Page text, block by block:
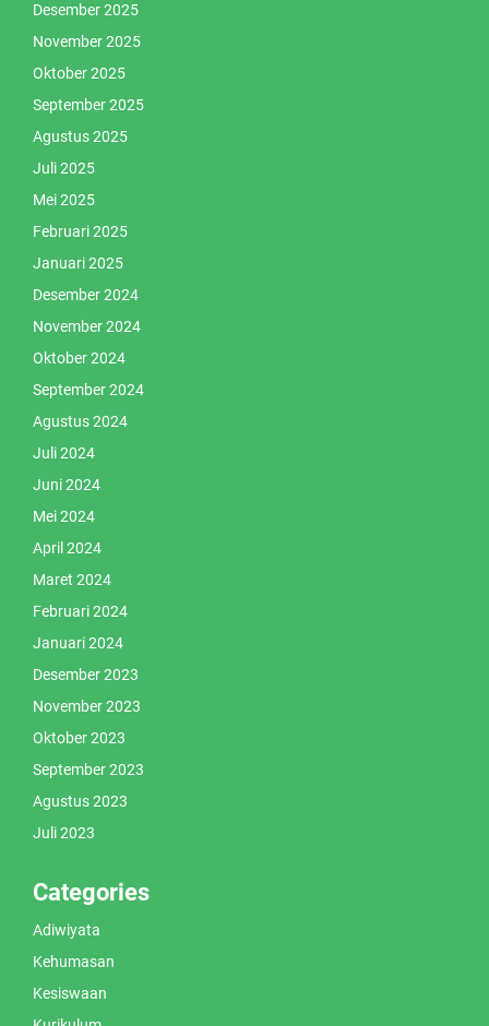
Desember 2025
November 2025
Oktober 2025
September 2025
Agustus 2025
Juli 2025
Mei 2025
Februari 2025
Januari 2025
Desember 2024
November 2024
Oktober 2024
September 2024
Agustus 2024
Juli 2024
Juni 2024
Mei 2024
April 2024
Maret 2024
Februari 2024
Januari 2024
Desember 2023
November 2023
Oktober 2023
September 2023
Agustus 2023
Juli 2023
Categories
Adiwiyata
Kehumasan
Kesiswaan